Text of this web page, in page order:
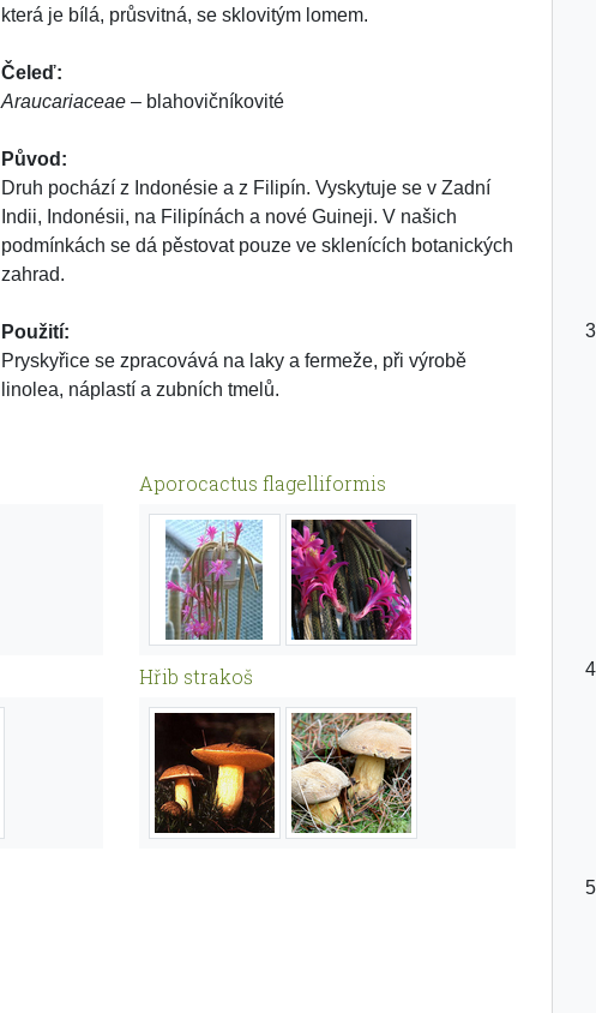
která je bílá, průsvitná, se sklovitým lomem.
Čeleď:
Araucariaceae – blahovičníkovité
Původ:
Druh pochází z Indonésie a z Filipín. Vyskytuje se v Zadní
Indii, Indonésii, na Filipínách a nové Guineji. V našich
podmínkách se dá pěstovat pouze ve sklenících botanických
zahrad.
Použití:
Pryskyřice se zpracovává na laky a fermeže, při výrobě
linolea, náplastí a zubních tmelů.
Aporocactus flagelliformis
Hřib strakoš